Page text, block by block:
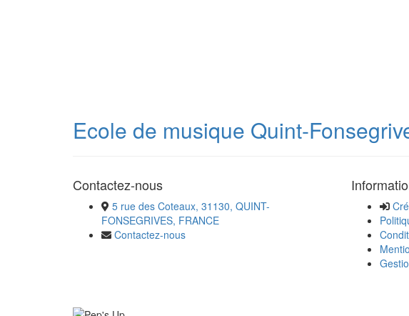
Ecole de musique Quint-
Contactez-nous
5 rue des Coteaux, 31130, QUINT-
FONSEGRIVES, FRANCE
Contactez-nous